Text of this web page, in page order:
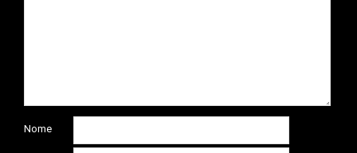
Nome